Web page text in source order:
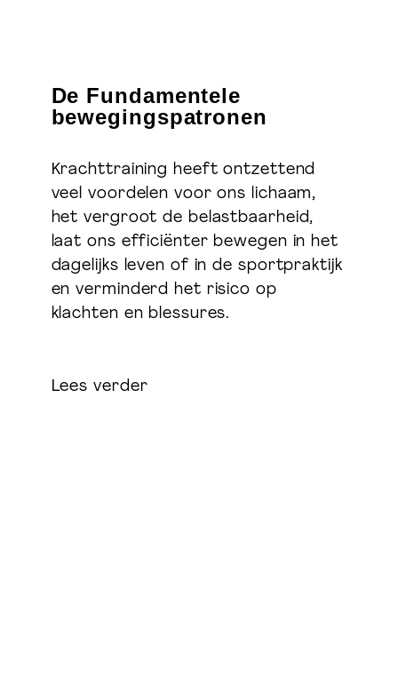
De Fundamentele
bewegingspatronen
Krachttraining heeft ontzettend
veel voordelen voor ons lichaam,
het vergroot de belastbaarheid,
laat ons efficiënter bewegen in het
dagelijks leven of in de sportpraktijk
en verminderd het risico op
klachten en blessures.
Lees verder